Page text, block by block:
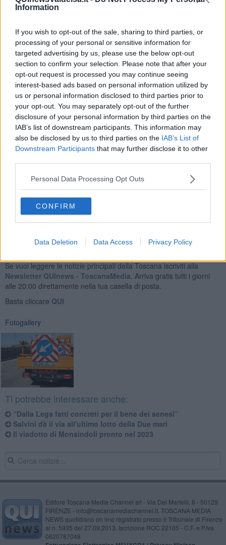
Information
If you wish to opt-out of the sale, sharing to third parties, or
processing of your personal or sensitive information for
targeted advertising by us, please use the below opt-out
section to confirm your selection. Please note that after your
opt-out request is processed you may continue seeing
interest-based ads based on personal information utilized by
us or personal information disclosed to third parties prior to
your opt-out. You may separately opt-out of the further
disclosure of your personal information by third parties on the
IAB’s list of downstream participants. This information may
also be disclosed by us to third parties on the IAB’s List of
Downstream Participants that may further disclose it to other
Personal Data Processing Opt Outs
CONFIRM
Data Deletion Data Access Privacy Policy
sarà temporaneamente chiusa la carreggiata indirezione Siena
nel tratto compreso tra lo svincolo di
Al contempo sarà quindi temporaneamente chiuso anche lo
svincolo diBadesse, in ingresso e in uscita per chi viaggia in
direzione sud.
Il traffico sarà deviato sulla viabilità secondaria con uscita
obbligatoria allo svincolo di Monteriggioni.
La chiusura notturna è necessaria per consentire lo spostamento
del cantiere disostituzione e ammodernamento dello
spartitraffico centrale(new jersey). Anas (Gruppo FS italiane) ha
circa. Dal giorno successivo, la circolazione in corrispondenza del
cantiere sarà di nuovo consentito a doppio senso di marcia in
carreggiata opposta
Se vuoi leggere le notizie principali della Toscana iscriviti alla
Newsletter QUInews - ToscanaMedia. Arriva gratis tutti i giorni
alle 20:00 direttamente nella tua casella di posta.
Basta cliccare QUI
Fotogallery
Ti potrebbe interessare anche:
“Dalla Lega fatti concreti per il bene dei senesi”
Salvini dà il via all'ultimo lotto della Due mari
Il viadotto di Monsindoli pronto nel 2023
Editore Toscana Media Channel srl - Via Dei Martelli, 8 - 50129
FIRENZE - info@toscanamediachannel.it. TOSCANA MEDIA
NEWS quotidiano on line registrato presso il Tribunale di Firenze
al n. 5935 del 27.09.2013. Iscrizione ROC 22105 - C.F. e P.Iva
0620787048